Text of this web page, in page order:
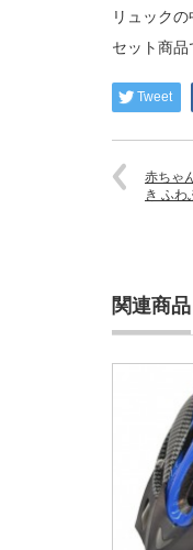
リュック
セット商品
Tweet
赤ちゃ
き ふわ
関連商品